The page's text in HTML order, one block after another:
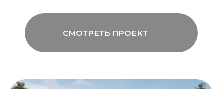
модульный банный комплекс